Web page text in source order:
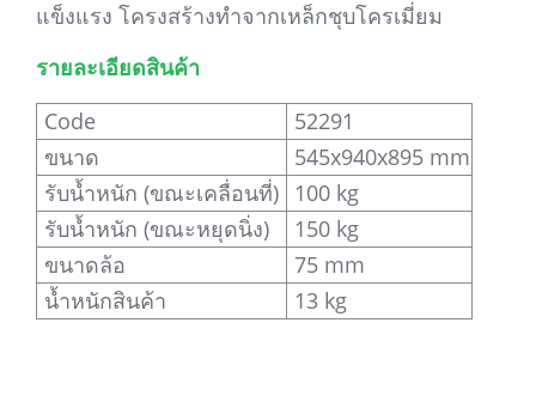
แข็งแรง โครงสร้างทำจากเหล็กชุบโครเมี่ยม
รายละเอียดสินค้า
Code
52291
ขนาด
545x940x895 mm
รับน้ำหนัก (ขณะเคลื่อนที่)
100 kg
รับน้ำหนัก (ขณะหยุดนิ่ง)
150 kg
ขนาดล้อ
75 mm
น้ำหนักสินค้า
13 kg